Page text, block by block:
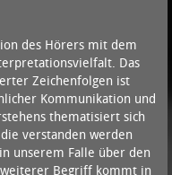
des Hörers mit dem
Das
Zeichenfolgen ist
Kommunikation und
thematisiert sich
verstanden werden
unserem Falle über den
weiterer Begriff kommt in